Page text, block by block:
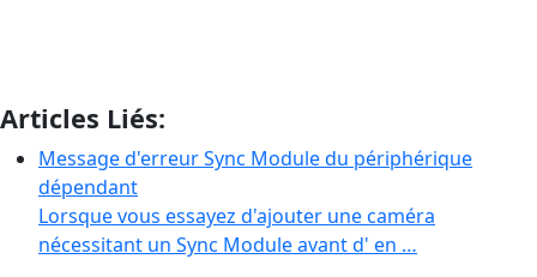
Articles Liés:
Message d'erreur Sync Module du périphérique
dépendant
Lorsque vous essayez d'ajouter une caméra
nécessitant un Sync Module avant d' en …